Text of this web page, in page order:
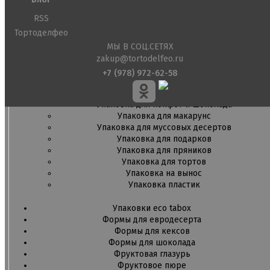
Трафареты
Упаковка для выпечки
Бумажный наполнитель для подарков
Упаковка для кексов
Упаковка для конфет и шоколада
Упаковка для макарунс
Упаковка для муссовых десертов
Упаковка для подарков
Упаковка для пряников
Упаковка для тортов
Упаковка на вынос
Упаковка пластик
Упаковки eco tabox
Формы для евродесерта
Формы для кексов
Формы для шоколада
Фруктовая глазурь
Фруктовое пюре
RSS
Тортоделфео
МЫ В СОЦ.СЕТЯХ
zakup@tortodelfeo.ru
+7 (978) 972-62-58